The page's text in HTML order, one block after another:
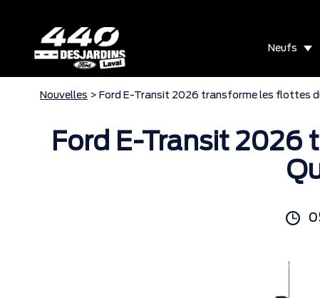
Neufs
Nouvelles > Ford E-Transit 2026 transforme les flottes
Ford E-Transit